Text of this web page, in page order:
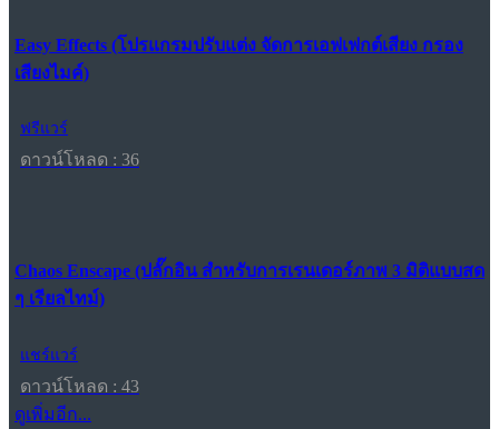
Easy Effects (โปรแกรมปรับแต่ง จัดการเอฟเฟกต์เสียง กรอง
เสียงไมค์)
ฟรีแวร์
ดาวน์โหลด : 36
Chaos Enscape (ปลั๊กอิน สำหรับการเรนเดอร์ภาพ 3 มิติแบบสด
ๆ เรียลไทม์)
แชร์แวร์
ดาวน์โหลด : 43
ดูเพิ่มอีก...